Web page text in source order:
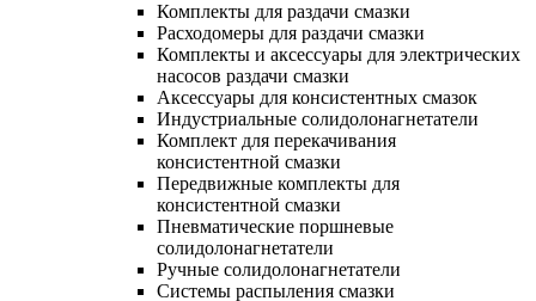
Комплекты для раздачи смазки
Расходомеры для раздачи смазки
Комплекты и аксессуары для электрических
насосов раздачи смазки
Аксессуары для консистентных смазок
Индустриальные солидолонагнетатели
Комплект для перекачивания
консистентной смазки
Передвижные комплекты для
консистентной смазки
Пневматические поршневые
солидолонагнетатели
Ручные солидолонагнетатели
Системы распыления смазки